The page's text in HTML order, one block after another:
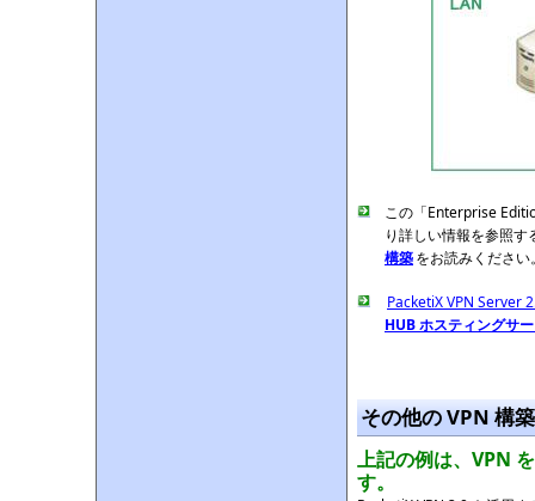
この「Enterprise
り詳しい情報を参照
構築をお読みください
PacketiX VPN Server
HUB ホスティングサ
その他の VPN 構
上記の例は、VPN
す。